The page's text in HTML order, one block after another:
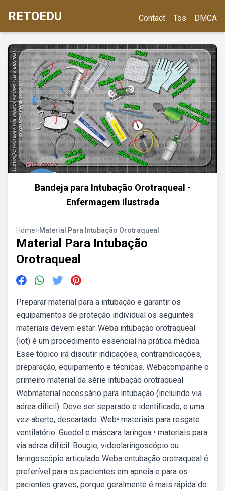
RETOEDU Contact Tos DMCA
Bandeja para Intubação Orotraqueal -
Enfermagem Ilustrada
Home>Material Para Intubação Orotraqueal
Material Para Intubação
Orotraqueal
Preparar material para a intubação e garantir os
equipamentos de proteção individual os seguintes
materiais devem estar. Weba intubação orotraqueal
(iot) é um procedimento essencial na prática médica.
Esse tópico irá discutir indicações, contraindicações,
preparação, equipamento e técnicas. Webacompanhe o
primeiro material da série intubação orotraqueal.
Webmaterial necessário para intubação (incluindo via
aérea dificil): Deve ser separado e identificado, e uma
vez aberto, descartado. Web• materiais para resgate
ventilatório: Guedel e máscara laríngea • materiais para
via aérea difícil: Bougie, videolaringoscópio ou
laringoscópio articulado Weba entubação orotraqueal é
preferível para os pacientes em apneia e para os
pacientes graves, porque geralmente é mais rápida do